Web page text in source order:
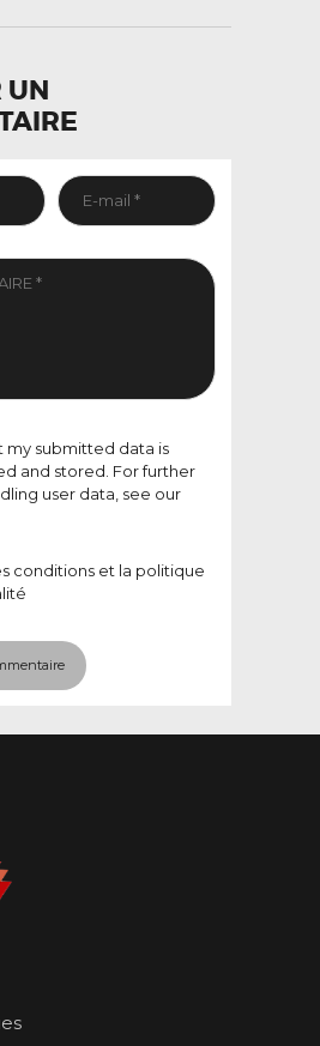
UN
my submitted data is
and stored. For further
user data, see our
conditions et la politique